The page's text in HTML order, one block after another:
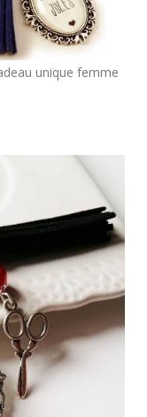
unique femme